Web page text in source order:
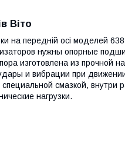
Віто
на передній осі моделей
нужны опорные
изготовлена из прочной
и вибрации при
смазкой,
нагрузки.